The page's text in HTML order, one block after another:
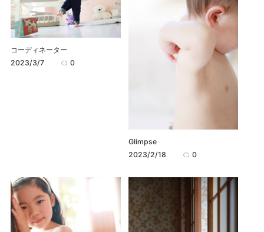
コーディネーター
2023/3/7
0
Glimpse
2023/2/18
0